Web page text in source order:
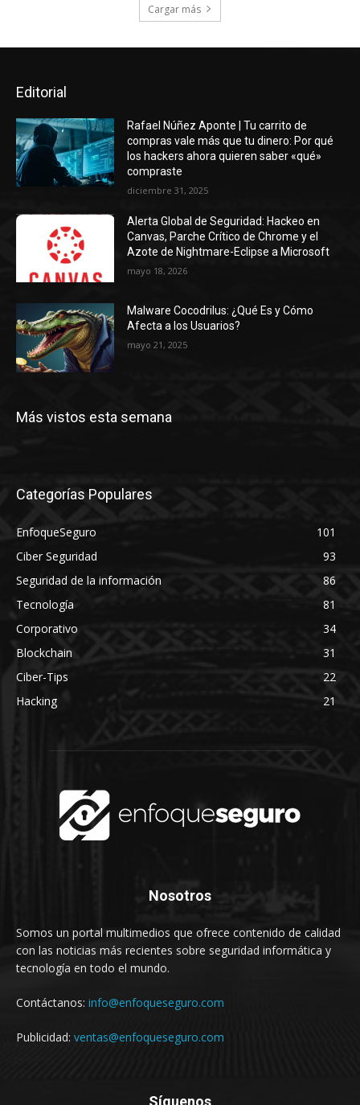
Cargar más
Editorial
Rafael Núñez Aponte | Tu carrito de
compras vale más que tu dinero: Por qué
los hackers ahora quieren saber «qué»
compraste
diciembre 31, 2025
Alerta Global de Seguridad: Hackeo en
Canvas, Parche Crítico de Chrome y el
Azote de Nightmare-Eclipse a Microsoft
mayo 18, 2026
Malware Cocodrilus: ¿Qué Es y Cómo
Afecta a los Usuarios?
mayo 21, 2025
Más vistos esta semana
Categorías Populares
EnfoqueSeguro
101
Ciber Seguridad
93
Seguridad de la información
86
Tecnología
81
Corporativo
34
Blockchain
31
Ciber-Tips
22
Hacking
21
Nosotros
Somos un portal multimedios que ofrece contenido de calidad
con las noticias más recientes sobre seguridad informática y
tecnología en todo el mundo.
Contáctanos: info@enfoqueseguro.com
Publicidad: ventas@enfoqueseguro.com
Síguenos